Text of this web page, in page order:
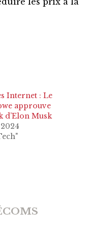
Internet : Le
approuve
d’Elon Musk